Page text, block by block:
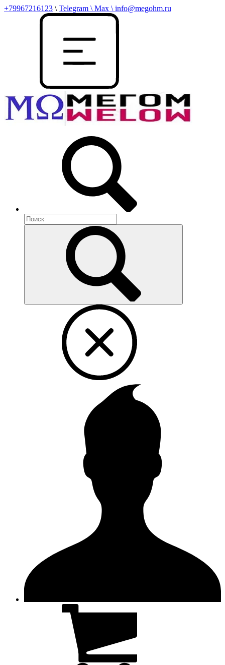
+79967216123 \ Telegram \ Max \ info@megohm.ru